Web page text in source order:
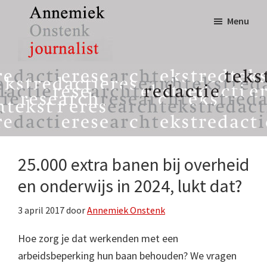
inhoud
eerste
sidebar
Annemiek
Onstenk
Journalist
tekst,
redactie
&
research
Menu
25.000 extra banen bij overheid
en onderwijs in 2024, lukt dat?
3 april 2017doorAnnemiek Onstenk
Hoe zorg je dat werkenden met een
arbeidsbeperking hun baan behouden? We vragen